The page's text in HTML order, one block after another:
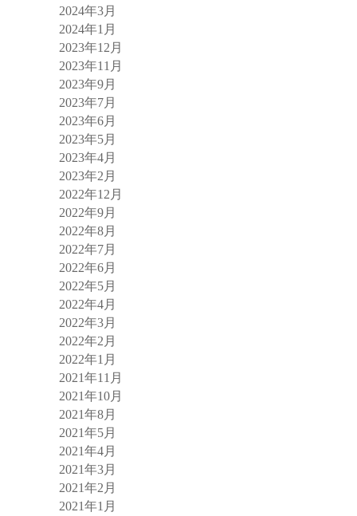
2024年3月
2024年1月
2023年12月
2023年11月
2023年9月
2023年7月
2023年6月
2023年5月
2023年4月
2023年2月
2022年12月
2022年9月
2022年8月
2022年7月
2022年6月
2022年5月
2022年4月
2022年3月
2022年2月
2022年1月
2021年11月
2021年10月
2021年8月
2021年5月
2021年4月
2021年3月
2021年2月
2021年1月